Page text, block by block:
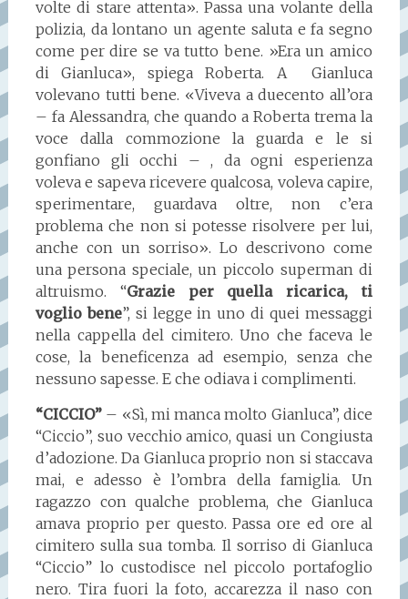
volte di stare attenta». Passa una volante della
polizia, da lontano un agente saluta e fa segno
come per dire se va tutto bene. »Era un amico
di Gianluca», spiega Roberta. A Gianluca
volevano tutti bene. «Viveva a duecento all’ora
– fa Alessandra, che quando a Roberta trema la
voce dalla commozione la guarda e le si
gonfiano gli occhi – , da ogni esperienza
voleva e sapeva ricevere qualcosa, voleva capire,
sperimentare, guardava oltre, non c’era
problema che non si potesse risolvere per lui,
anche con un sorriso». Lo descrivono come
una persona speciale, un piccolo superman di
altruismo. “Grazie per quella ricarica, ti
voglio bene”, si legge in uno di quei messaggi
nella cappella del cimitero. Uno che faceva le
cose, la beneficenza ad esempio, senza che
nessuno sapesse. E che odiava i complimenti.
“CICCIO”– «Sì, mi manca molto Gianluca”, dice
“Ciccio”, suo vecchio amico, quasi un Congiusta
d’adozione. Da Gianluca proprio non si staccava
mai, e adesso è l’ombra della famiglia. Un
ragazzo con qualche problema, che Gianluca
amava proprio per questo. Passa ore ed ore al
cimitero sulla sua tomba. Il sorriso di Gianluca
“Ciccio” lo custodisce nel piccolo portafoglio
nero. Tira fuori la foto, accarezza il naso con